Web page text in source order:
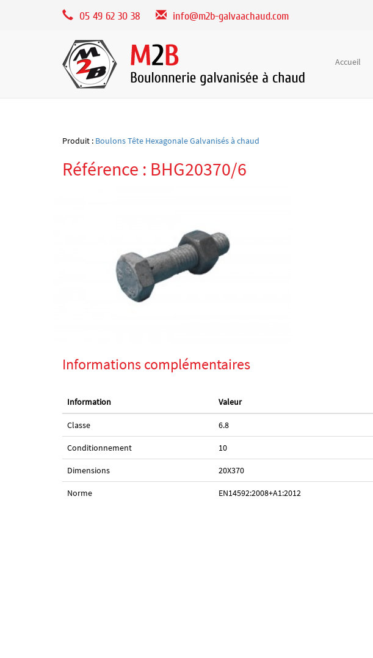
05 49 62 30 38 info@m2b-galvaachaud.com
Accueil
Produit : Boulons Tête Hexagonale Galvanisés à chaud
Référence : BHG20370/6
Informations complémentaires
Information Valeur
Classe 6.8
Conditionnement 10
Dimensions 20X370
Norme EN14592:2008+A1:2012